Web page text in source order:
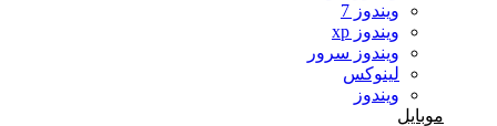
ویندوز 7
ویندوز xp
ویندوز سرور
لینوکس
ویندوز
موبایل